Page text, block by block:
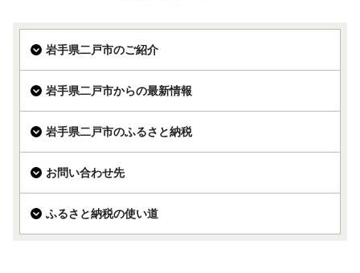
岩手県二戸市のご紹介
岩手県二戸市からの最新情報
岩手県二戸市のふるさと納税
お問い合わせ先
ふるさと納税の使い道